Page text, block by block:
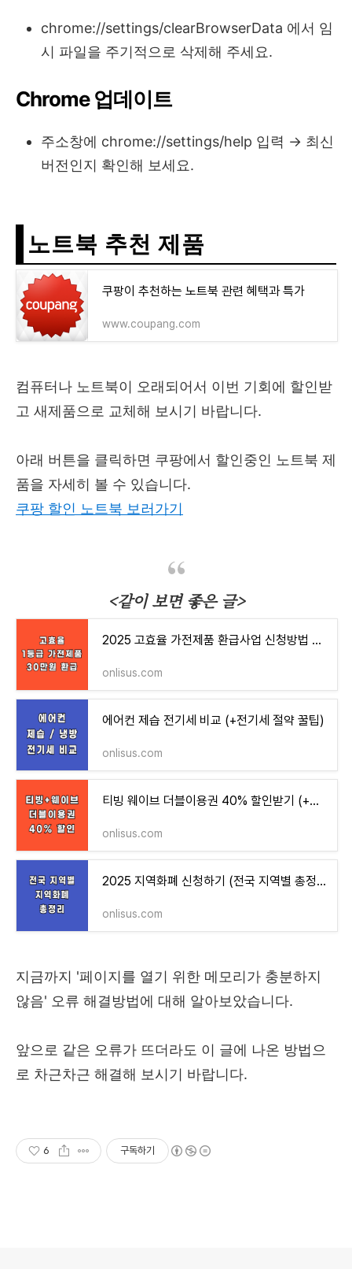
chrome://settings/clearBrowserData 에서 임
시 파일을 주기적으로 삭제해 주세요.
Chrome 업데이트
주소창에 chrome://settings/help 입력 → 최신
버전인지 확인해 보세요.
노트북 추천 제품
쿠팡이 추천하는 노트북 관련 혜택과 특가
www.coupang.com
컴퓨터나 노트북이 오래되어서 이번 기회에 할인받
고 새제품으로 교체해 보시기 바랍니다.
아래 버튼을 클릭하면 쿠팡에서 할인중인 노트북 제
품을 자세히 볼 수 있습니다.
쿠팡 할인 노트북 보러가기
<같이 보면 좋은 글>
2025 고효율 가전제품 환급사업 신청방법 대상 (현금 30만원 환급받는법)
onlisus.com
에어컨 제습 전기세 비교 (+전기세 절약 꿀팁)
onlisus.com
티빙 웨이브 더블이용권 40% 할인받기 (+초보자용 쉬운 설명)
onlisus.com
2025 지역화폐 신청하기 (전국 지역별 총정리)
onlisus.com
지금까지 '페이지를 열기 위한 메모리가 충분하지
않음' 오류 해결방법에 대해 알아보았습니다.
앞으로 같은 오류가 뜨더라도 이 글에 나온 방법으
로 차근차근 해결해 보시기 바랍니다.
6 구독하기